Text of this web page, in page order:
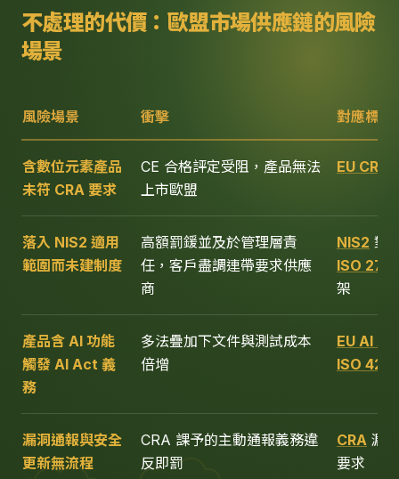
不處理的代價： 歐盟市場供應鏈的風險
場景
風險場景 衝擊 對應標準
含數位元素產品
未符 CRA 要求
CE 合格評定受阻，產品無法
上市歐盟
EU CRA
落入 NIS2 適用
範圍而未建制度
高額罰鍰並及於管理層責
任，客戶盡調連帶要求供應
商
NIS2 對
ISO
架
產品含 AI 功能
觸發 AI Act 義
務
多法疊加下文件與測試成本
倍增
EU AI
ISO
漏洞通報與安全
更新無流程
CRA 課予的主動通報義務違
反即罰
CRA 漏
要求